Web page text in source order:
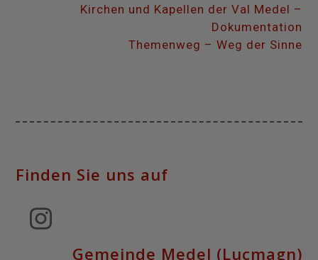
Kirchen und Kapellen der Val Medel –
Dokumentation
Themenweg – Weg der Sinne
Finden Sie uns auf
Instagram
Gemeinde Medel (Lucmagn)